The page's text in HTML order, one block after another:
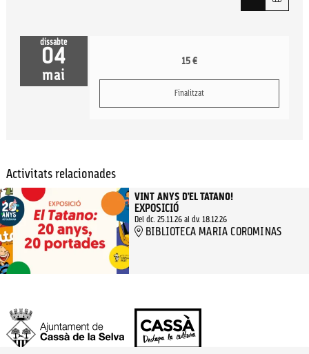
dissabte
04
mai
15 €
Finalitzat
Activitats relacionades
VINT ANYS D’EL TATANO!
EXPOSICIÓ
Del dc. 25.11.26al dv. 18.12.26
BIBLIOTECA MARIA COROMINAS